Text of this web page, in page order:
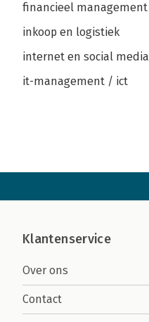
financieel management
inkoop en logistiek
internet en social media
it-management / ict
Klantenservice
Over ons
Contact